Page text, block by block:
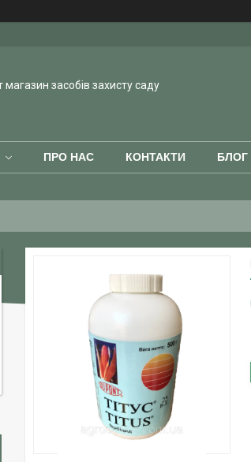
магазин засобів захисту саду
ПРО НАС КОНТАКТИ БЛОГ